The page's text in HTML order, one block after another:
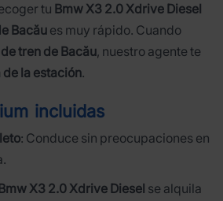
tu Bmw X3 2.0 Xdrive Diesel
Bacău es muy rápido. Cuando
tren de Bacău, nuestro agente te
de la estación.
incluidas
: Conduce sin preocupaciones en
Bmw X3 2.0 Xdrive Diesel se alquila